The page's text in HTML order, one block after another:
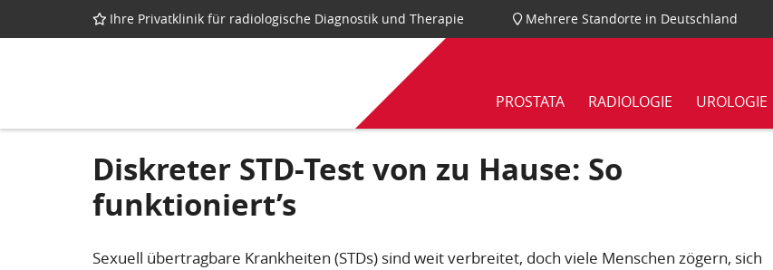
Ihre Privatklinik für radiologische Diagnostik und Therapie Mehrere Standorte in Deutschland
PROSTATA RADIOLOGIE UROLOGIE
Diskreter STD-Test von zu Hause: So
funktioniert’s
Sexuell übertragbare Krankheiten (STDs) sind weit verbreitet, doch viele Menschen zögern, sich